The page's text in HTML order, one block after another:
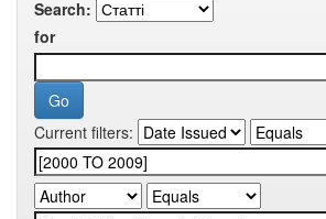
Search:
for
Current filters: